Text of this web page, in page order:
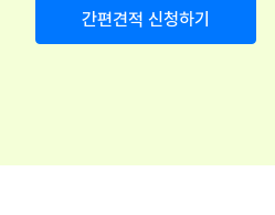
간편견적 신청하기